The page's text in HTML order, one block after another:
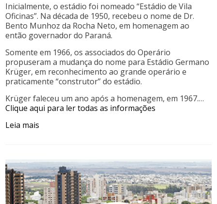
Inicialmente, o estádio foi nomeado “Estádio de Vila
Oficinas”. Na década de 1950, recebeu o nome de Dr.
Bento Munhoz da Rocha Neto, em homenagem ao
então governador do Paraná.
Somente em 1966, os associados do Operário
propuseram a mudança do nome para Estádio Germano
Krüger, em reconhecimento ao grande operário e
praticamente “construtor” do estádio.
Krüger faleceu um ano após a homenagem, em 1967.…
Clique aqui para ler todas as informações
Leia mais